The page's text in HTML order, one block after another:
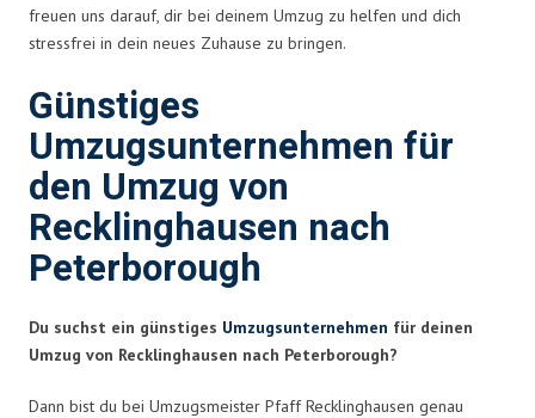
freuen uns darauf, dir bei deinem Umzug zu helfen und dich
stressfrei in dein neues Zuhause zu bringen.
Günstiges
Umzugsunternehmen für
den Umzug von
Recklinghausen nach
Peterborough
Du suchst ein günstiges Umzugsunternehmen für deinen
Umzug von Recklinghausen nach Peterborough?
Dann bist du bei Umzugsmeister Pfaff Recklinghausen genau